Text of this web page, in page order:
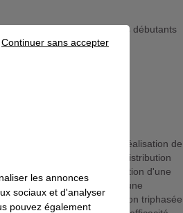
est un atout, mais les débutants
forts dans les bâtiments : Réalisation de
- Réalisation de la distribution
- Réalisation de la distribution d'une
et de la mise en service d'une
en service d'une installation triphasée.
les annonces
sociaux et d'analyser
pouvez également
Continuer sans accepter